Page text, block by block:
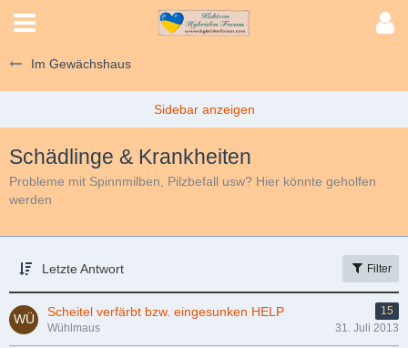
Im Gewächshaus
Schädlinge & Krankheiten
Probleme mit Spinnmilben, Pilzbefall usw? Hier könnte geholfen
werden
Letzte Antwort Filter
Scheitel verfärbt bzw. eingesunken HELP
15
Wühlmaus
31. Juli 2013